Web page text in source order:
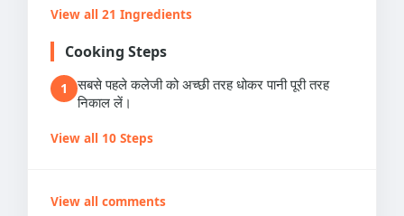
View all 21 Ingredients
Cooking Steps
1
सबसे पहले कलेजी को अच्छी तरह धोकर पानी पूरी तरह
निकाल लें।
View all 10 Steps
View all comments